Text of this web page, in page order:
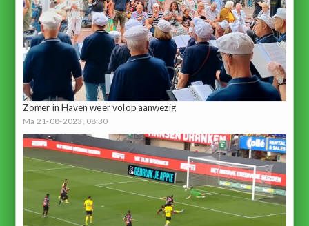
Zomer in Haven weer volop aanwezig
Ma 21-08-2023, 08:30